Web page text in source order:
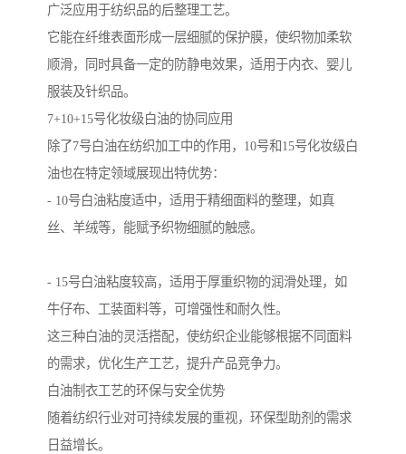
广泛应用于纺织品的后整理工艺。
它能在纤维表面形成一层细腻的保护膜，使织物加柔软
顺滑，同时具备一定的防静电效果，适用于内衣、婴儿
服装及针织品。
7+10+15号化妆级白油的协同应用
除了7号白油在纺织加工中的作用，10号和15号化妆级白
油也在特定领域展现出特优势：
- 10号白油粘度适中，适用于精细面料的整理，如真
丝、羊绒等，能赋予织物细腻的触感。
- 15号白油粘度较高，适用于厚重织物的润滑处理，如
牛仔布、工装面料等，可增强性和耐久性。
这三种白油的灵活搭配，使纺织企业能够根据不同面料
的需求，优化生产工艺，提升产品竞争力。
白油制衣工艺的环保与安全优势
随着纺织行业对可持续发展的重视，环保型助剂的需求
日益增长。